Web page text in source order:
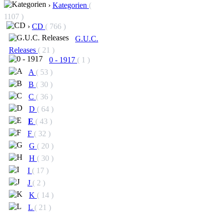
› Kategorien (
1107 )
› CD ( 766 )
G.U.C.
Releases ( 21 )
0 - 1917 ( 1 )
A ( 53 )
B ( 30 )
C ( 36 )
D ( 64 )
E ( 43 )
F ( 32 )
G ( 20 )
H ( 30 )
I ( 17 )
J ( 2 )
K ( 14 )
L ( 21 )